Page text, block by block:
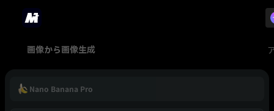
画像から画像生成
Nano Banana Pro